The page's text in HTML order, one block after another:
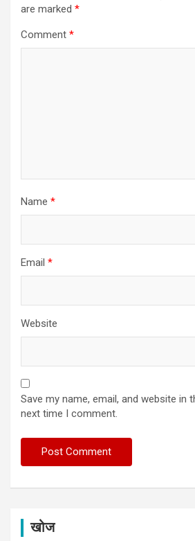
are marked *
Comment *
Name *
Email *
Website
Save my name, email, and website in
next time I comment.
खोज